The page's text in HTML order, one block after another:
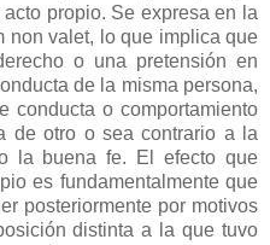
propio. Se expresa en la
non valet, lo que implica que
o una pretensión en
de la misma persona,
conducta o comportamiento
de otro o sea contrario a la
la buena fe. El efecto que
es fundamentalmente que
posteriormente por motivos
distinta a la que tuvo